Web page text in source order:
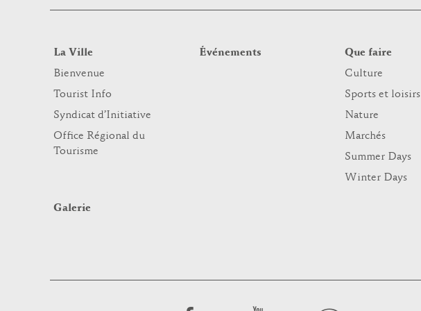
La Ville
Bienvenue
Tourist Info
Syndicat d’Initiative
Office Régional du
Tourisme
Événements
Que faire
Culture
Sports et loisirs
Nature
Marchés
Summer Days
Winter Days
Galerie